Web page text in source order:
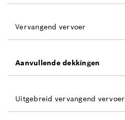
Vervangend vervoer
Aanvullende dekkingen
Uitgebreid vervangend vervoer